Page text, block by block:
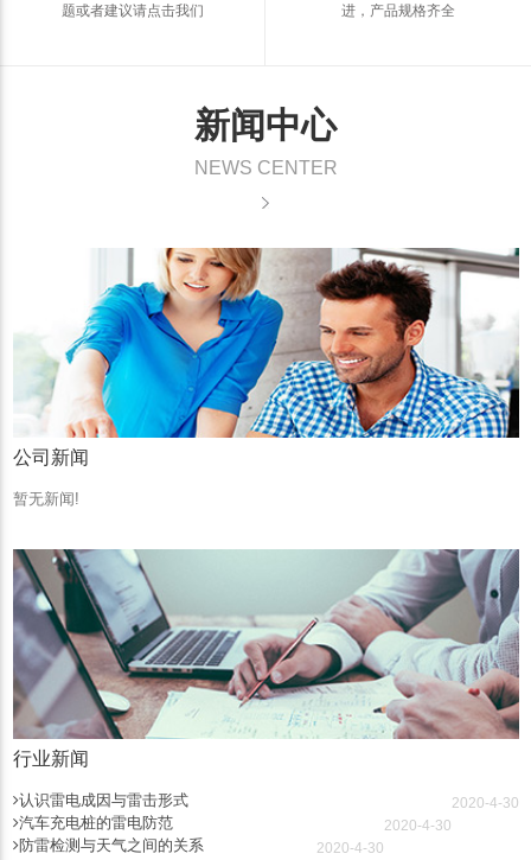
题或者建议请点击我们
进，产品规格齐全
新闻中心
NEWS CENTER
公司新闻
暂无新闻!
行业新闻
认识雷电成因与雷击形式 2020-4-30
汽车充电桩的雷电防范 2020-4-30
防雷检测与天气之间的关系 2020-4-30